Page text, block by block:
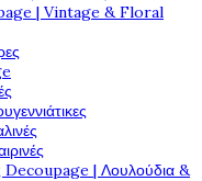
| Vintage & Floral
Decoupage | Λουλούδια &